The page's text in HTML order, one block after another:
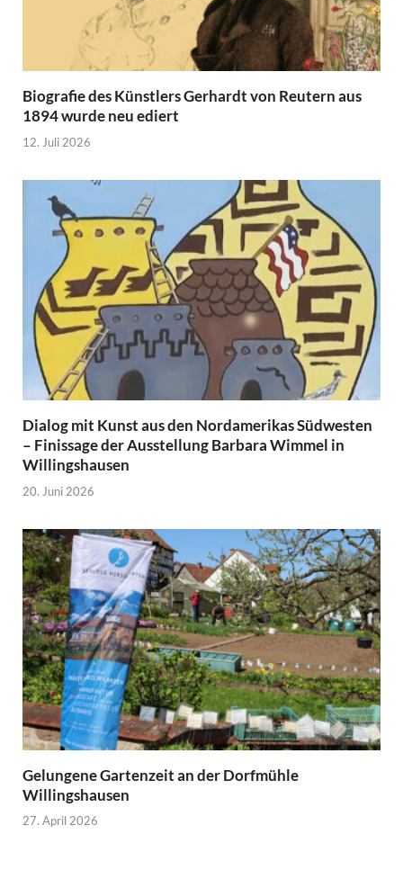
Biografie des Künstlers Gerhardt von Reutern aus
1894 wurde neu ediert
12. Juli 2026
Dialog mit Kunst aus den Nordamerikas Südwesten
– Finissage der Ausstellung Barbara Wimmel in
Willingshausen
20. Juni 2026
Gelungene Gartenzeit an der Dorfmühle
Willingshausen
27. April 2026